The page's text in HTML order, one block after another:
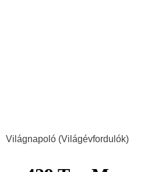
Világnapoló (Világévfordulók)